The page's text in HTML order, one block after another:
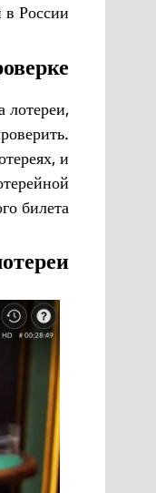
России.
лотереи,
и
билета».